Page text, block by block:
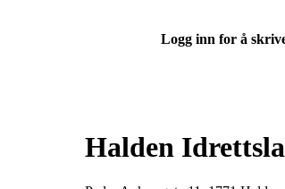
Logg inn for å
Halden